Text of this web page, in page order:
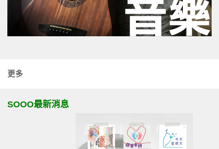
更多
SOOO最新消息